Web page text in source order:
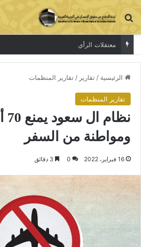
بحث عن
المحاكمات الصورية لاسكات الاصوات
الرئيسية / تقارير / تقارير المنظمات
تقارير المنظمات
ومواطنة من السفر
16 فبراير، 2022 0